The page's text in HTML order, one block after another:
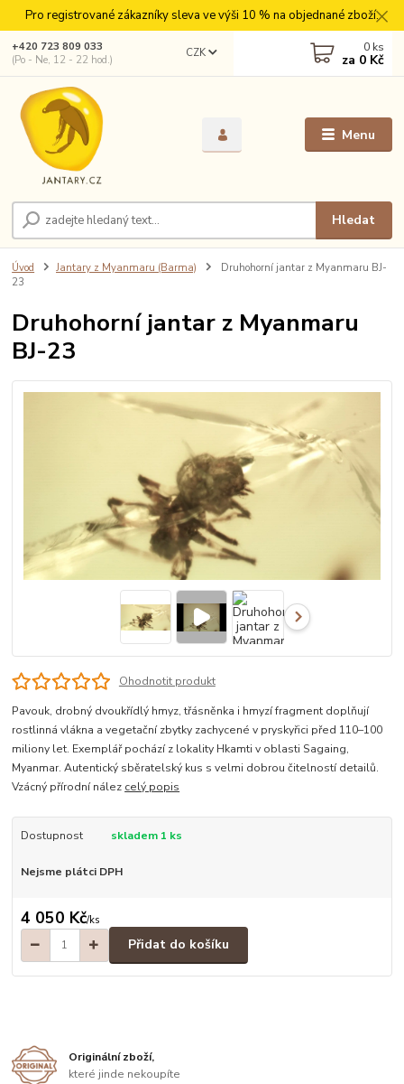
Pro registrované zákazníky sleva ve výši 10 % na objednané zboží.
Menu
CZK
Hledat
+420 723 809 033
(Po - Ne, 12 - 22 hod.)
0 ks
za 0 Kč
Úvod Jantary z Myanmaru (Barma)
Druhohorní jantar z Myanmaru BJ-
23
Druhohorní jantar z Myanmaru
BJ-23
Ohodnotit produkt
Pavouk, drobný dvoukřídlý hmyz, třásněnka i hmyzí fragment doplňují
rostlinná vlákna a vegetační zbytky zachycené v pryskyřici před 110–100
miliony let. Exemplář pochází z lokality Hkamti v oblasti Sagaing,
Myanmar. Autentický sběratelský kus s velmi dobrou čitelností detailů.
Vzácný přírodní nález celý popis
Dostupnost skladem 1 ks
Nejsme plátci DPH
4 050 Kč/ks
Přidat do košíku
Originální zboží,
které jinde nekoupíte